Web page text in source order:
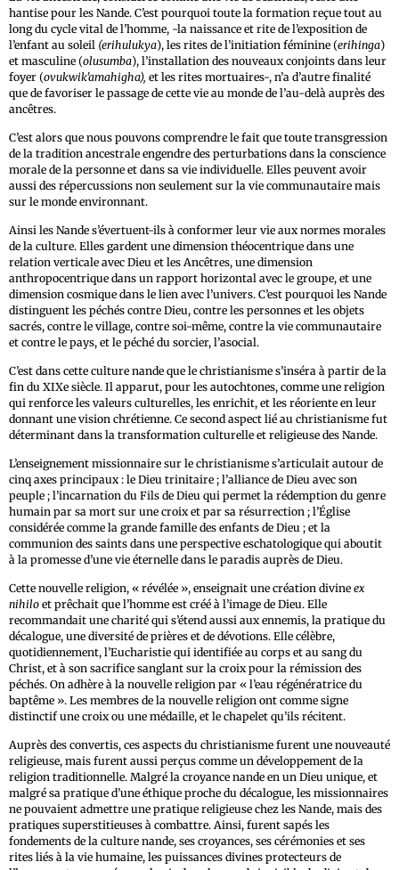
hantise pour les Nande. C’est pourquoi toute la formation reçue tout au
long du cycle vital de l’homme, -la naissance et rite de l’exposition de
l’enfant au soleil (erihulukya), les rites de l’initiation féminine (erihinga)
et masculine (olusumba), l’installation des nouveaux conjoints dans leur
foyer (ovukwik’amahigha), et les rites mortuaires-, n’a d’autre finalité
que de favoriser le passage de cette vie au monde de l’au-delà auprès des
ancêtres.
C’est alors que nous pouvons comprendre le fait que toute transgression
de la tradition ancestrale engendre des perturbations dans la conscience
morale de la personne et dans sa vie individuelle. Elles peuvent avoir
aussi des répercussions non seulement sur la vie communautaire mais
sur le monde environnant.
Ainsi les Nande s’évertuent-ils à conformer leur vie aux normes morales
de la culture. Elles gardent une dimension théocentrique dans une
relation verticale avec Dieu et les Ancêtres, une dimension
anthropocentrique dans un rapport horizontal avec le groupe, et une
dimension cosmique dans le lien avec l’univers. C’est pourquoi les Nande
distinguent les péchés contre Dieu, contre les personnes et les objets
sacrés, contre le village, contre soi-même, contre la vie communautaire
et contre le pays, et le péché du sorcier, l’asocial.
C’est dans cette culture nande que le christianisme s’inséra à partir de la
fin du XIXe siècle. Il apparut, pour les autochtones, comme une religion
qui renforce les valeurs culturelles, les enrichit, et les réoriente en leur
donnant une vision chrétienne. Ce second aspect lié au christianisme fut
déterminant dans la transformation culturelle et religieuse des Nande.
L’enseignement missionnaire sur le christianisme s’articulait autour de
cinq axes principaux : le Dieu trinitaire ; l’alliance de Dieu avec son
peuple ; l’incarnation du Fils de Dieu qui permet la rédemption du genre
humain par sa mort sur une croix et par sa résurrection ; l’Église
considérée comme la grande famille des enfants de Dieu ; et la
communion des saints dans une perspective eschatologique qui aboutit
à la promesse d’une vie éternelle dans le paradis auprès de Dieu.
Cette nouvelle religion, « révélée », enseignait une création divine ex
nihilo et prêchait que l’homme est créé à l’image de Dieu. Elle
recommandait une charité qui s’étend aussi aux ennemis, la pratique du
décalogue, une diversité de prières et de dévotions. Elle célèbre,
quotidiennement, l’Eucharistie qui identifiée au corps et au sang du
Christ, et à son sacrifice sanglant sur la croix pour la rémission des
péchés. On adhère à la nouvelle religion par « l’eau régénératrice du
baptême ». Les membres de la nouvelle religion ont comme signe
distinctif une croix ou une médaille, et le chapelet qu’ils récitent.
Auprès des convertis, ces aspects du christianisme furent une nouveauté
religieuse, mais furent aussi perçus comme un développement de la
religion traditionnelle. Malgré la croyance nande en un Dieu unique, et
malgré sa pratique d’une éthique proche du décalogue, les missionnaires
ne pouvaient admettre une pratique religieuse chez les Nande, mais des
pratiques superstitieuses à combattre. Ainsi, furent sapés les
fondements de la culture nande, ses croyances, ses cérémonies et ses
rites liés à la vie humaine, les puissances divines protecteurs de